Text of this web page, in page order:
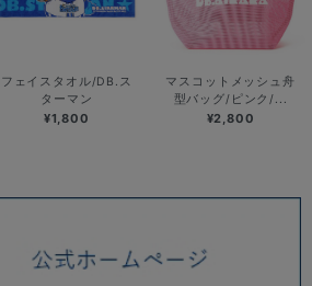
フェイスタオル/DB.ス
ターマン
¥1,800
マスコットメッシュ舟
型バッグ/ピンク/...
¥2,800